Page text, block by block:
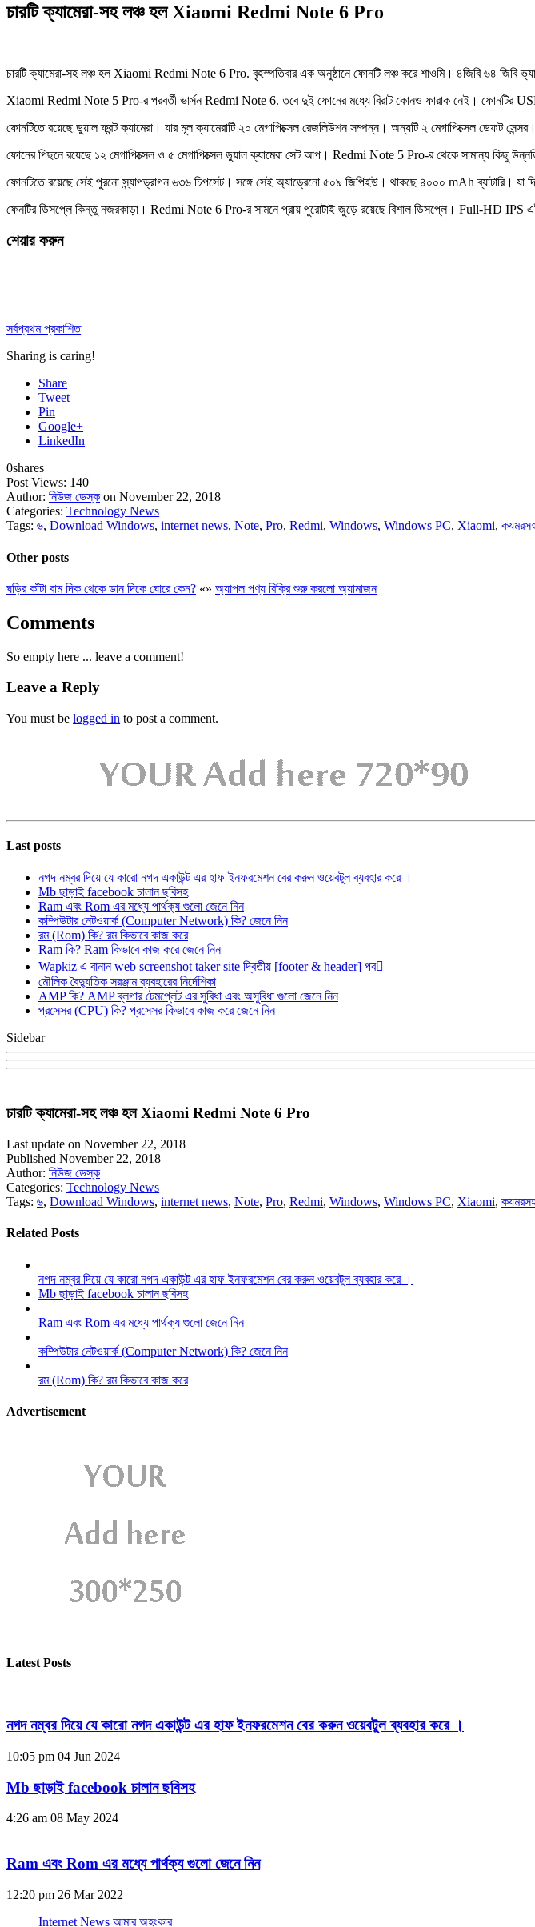
চারটি ক্যামেরা-সহ লঞ্চ হল Xiaomi Redmi Note 6 Pro
চারটি ক্যামেরা-সহ লঞ্চ হল Xiaomi Redmi Note 6 Pro. বৃহস্পতিবার এক অনুষ্ঠানে ফোনটি লঞ্চ করে শাওমি। ৪জিবি ৬৪ জিবি
Xiaomi Redmi Note 5 Pro-র পরবর্তী ভার্সন Redmi Note 6. তবে দুই ফোনের মধ্যে বিরাট কোনও ফারাক নেই। ফোনটির USP
ফোনটিতে রয়েছে ডুয়াল ফ্রন্ট ক্যামেরা। যার মূল ক্যামেরাটি ২০ মেগাপিক্সেল রেজলিউশন সম্পন্ন। অন্যটি ২ মেগাপিক্সেল ডেফট
ফোনের পিছনে রয়েছে ১২ মেগাপিক্সেল ও ৫ মেগাপিক্সেল ডুয়াল ক্যামেরা সেট আপ। Redmi Note 5 Pro-র থেকে সামান্য কিছু
ফোনটিতে রয়েছে সেই পুরনো স্ন্যাপড্রাগন ৬৩৬ চিপসেট। সঙ্গে সেই অ্যাড্রেনো ৫০৯ জিপিইউ। থাকছে ৪০০০ mAh ব্যাটারি। যা
ফেনটির ডিসপ্লে কিন্তু নজরকাড়া। Redmi Note 6 Pro-র সামনে প্রায় পুরোটাই জুড়ে রয়েছে বিশাল ডিসপ্লে। Full-HD IPS
শেয়ার করুন
সর্বপ্রথম প্রকাশিত
Sharing is caring!
Share
Tweet
Pin
Google+
LinkedIn
0shares
Post Views: 140
Author: নিউজ ডেস্ক on November 22, 2018
Categories: Technology News
Tags: ৬, Download Windows, internet news, Note, Pro, Redmi, Windows, Windows PC, Xiaomi,
Other posts
ঘড়ির কাঁটা বাম দিক থেকে ডান দিকে ঘোরে কেন? «» অ্যাপল পণ্য বিক্রি শুরু করলো অ্যামাজন
Comments
So empty here ... leave a comment!
Leave a Reply
You must be logged in to post a comment.
Last posts
নগদ নম্বর দিয়ে যে কারো নগদ একাউন্ট এর হাফ ইনফরমেশন বের করুন ওয়েবটুল ব্যবহার করে ।
Mb ছাড়াই facebook চালান ছবিসহ
Ram এবং Rom এর মধ্যে পার্থক্য গুলো জেনে নিন
কম্পিউটার নেটওয়ার্ক (Computer Network) কি? জেনে নিন
রম (Rom) কি? রম কিভাবে কাজ করে
Ram কি? Ram কিভাবে কাজ করে জেনে নিন
Wapkiz এ বানান web screenshot taker site দ্বিতীয় [footer & header] পব
মৌলিক বৈদ্যুতিক সরঞ্জাম ব্যবহারের নির্দেশিকা
AMP কি? AMP ব্লগার টেমপ্লেট এর সুবিধা এবং অসুবিধা গুলো জেনে নিন
প্রসেসর (CPU) কি? প্রসেসর কিভাবে কাজ করে জেনে নিন
Sidebar
চারটি ক্যামেরা-সহ লঞ্চ হল Xiaomi Redmi Note 6 Pro
Last update on November 22, 2018
Published November 22, 2018
Author: নিউজ ডেস্ক
Categories: Technology News
Tags: ৬, Download Windows, internet news, Note, Pro, Redmi, Windows, Windows PC, Xiaomi,
Related Posts
নগদ নম্বর দিয়ে যে কারো নগদ একাউন্ট এর হাফ ইনফরমেশন বের করুন ওয়েবটুল ব্যবহার করে ।
Mb ছাড়াই facebook চালান ছবিসহ
Ram এবং Rom এর মধ্যে পার্থক্য গুলো জেনে নিন
কম্পিউটার নেটওয়ার্ক (Computer Network) কি? জেনে নিন
রম (Rom) কি? রম কিভাবে কাজ করে
Advertisement
Latest Posts
নগদ নম্বর দিয়ে যে কারো নগদ একাউন্ট এর হাফ ইনফরমেশন বের করুন ওয়েবটুল ব্যবহার করে ।
10:05 pm 04 Jun 2024
Mb ছাড়াই facebook চালান ছবিসহ
4:26 am 08 May 2024
Ram এবং Rom এর মধ্যে পার্থক্য গুলো জেনে নিন
12:20 pm 26 Mar 2022
Internet News আমার অহংকার